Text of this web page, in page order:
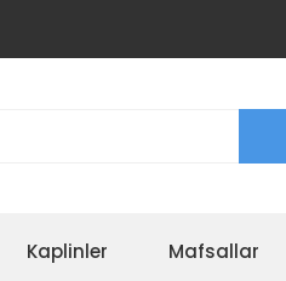
Kaplinler Mafsallar